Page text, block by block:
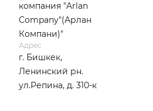
компания "Arlan
Company"(Арлан
Компани)"
Адрес
г. Бишкек,
Ленинский рн.
ул.Репина, д. 310-к